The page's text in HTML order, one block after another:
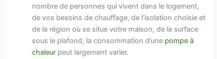
nombre de personnes qui vivent dans le logement,
de vos besoins de chauffage, de l’isolation choisie et
de la région où se situe votre maison, de la surface
sous le plafond, la consommation d’une pompe à
chaleur peut largement varier.